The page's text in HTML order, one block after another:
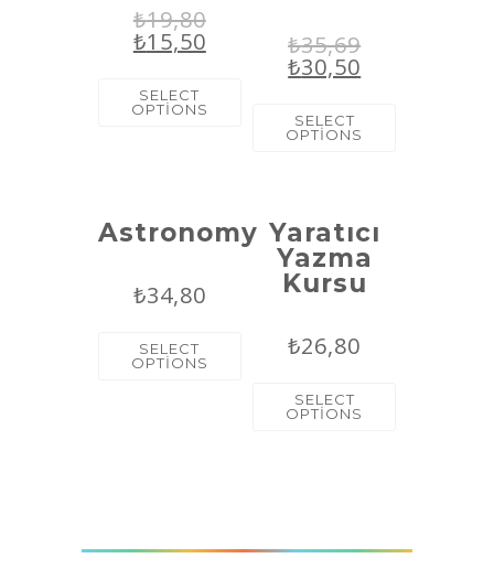
₺19,80
₺15,50
SELECT
OPTIONS
₺35,69
₺30,50
SELECT
OPTIONS
Astronomy
₺34,80
SELECT
OPTIONS
Yaratıcı
Yazma
Kursu
₺26,80
SELECT
OPTIONS